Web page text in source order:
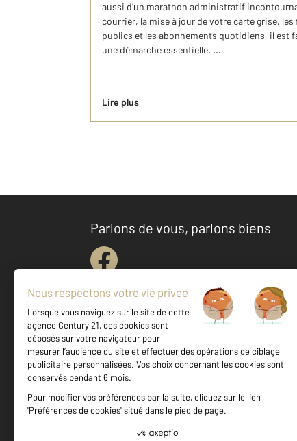
aussi d’un marathon administratif
courrier, la mise à jour de votre carte grise,
publics et les abonnements quotidiens, il est
une démarche essentielle. ...
Lire plus
Parlons de vous, parlons biens
Votre agence est notée
Achat
Location